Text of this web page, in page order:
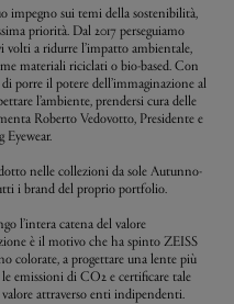
impegno sui temi della sostenibilità,
priorità. Dal 2017 perseguiamo
a ridurre l’impatto ambientale,
materiali riciclati o bio-based. Con
porre il potere dell’immaginazione al
l’ambiente, prendersi cura delle
Roberto Vedovotto, Presidente e
nelle collezioni da sole Autunno-
i brand del proprio portfolio.
l’intera catena del valore
è il motivo che ha spinto ZEISS
colorate, a progettare una lente più
emissioni di CO2 e certificare tale
attraverso enti indipendenti.